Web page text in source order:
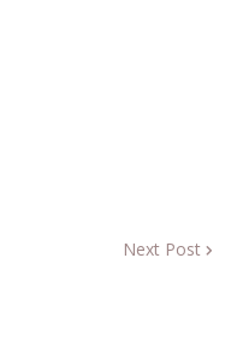
Next Post